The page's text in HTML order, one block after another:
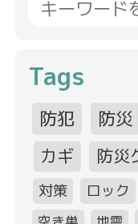
Tags
防犯 防災
カギ
防災
対策
ロック